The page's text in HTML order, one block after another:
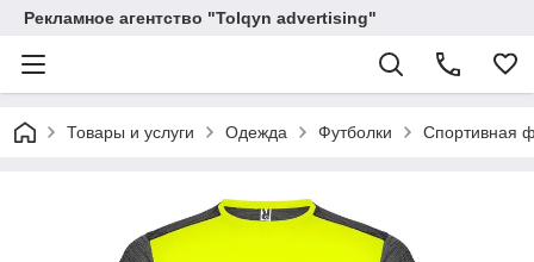
Рекламное агентство "Tolqyn advertising"
Товары и услуги Одежда Футболки Спортивная